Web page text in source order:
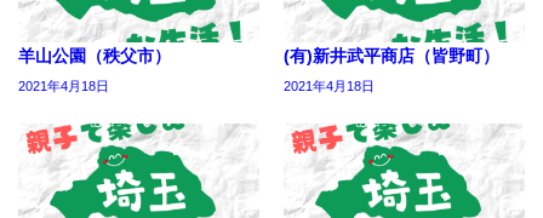
羊山公園（秩父市）
2021年4月18日
(有)新井武平商店（皆野町）
2021年4月18日